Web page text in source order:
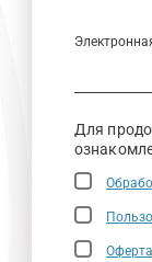
Для
Оферта